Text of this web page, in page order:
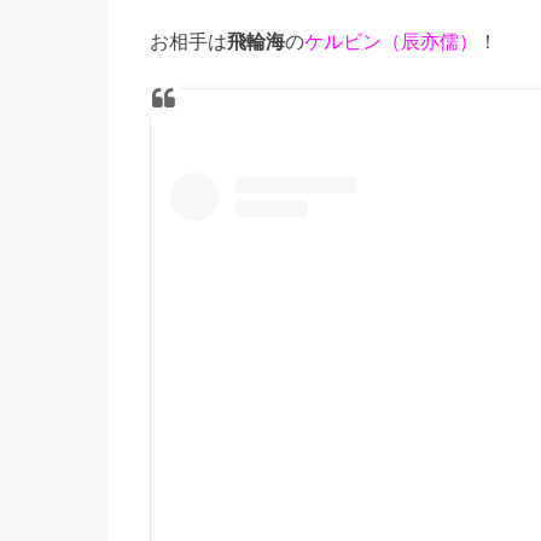
お相手は飛輪海のケルビン（辰亦儒） ！